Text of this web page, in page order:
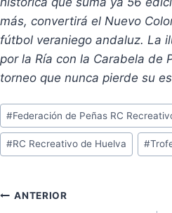
más, convertirá el Nuevo
fútbol veraniego andaluz. La
por la Ría con la Carabela de
torneo que nunca pierde su
Etiquetas
de
la
#Federación de Peñas RC
#RC Recreativo de Huelva #
Navegación
ANTERIOR